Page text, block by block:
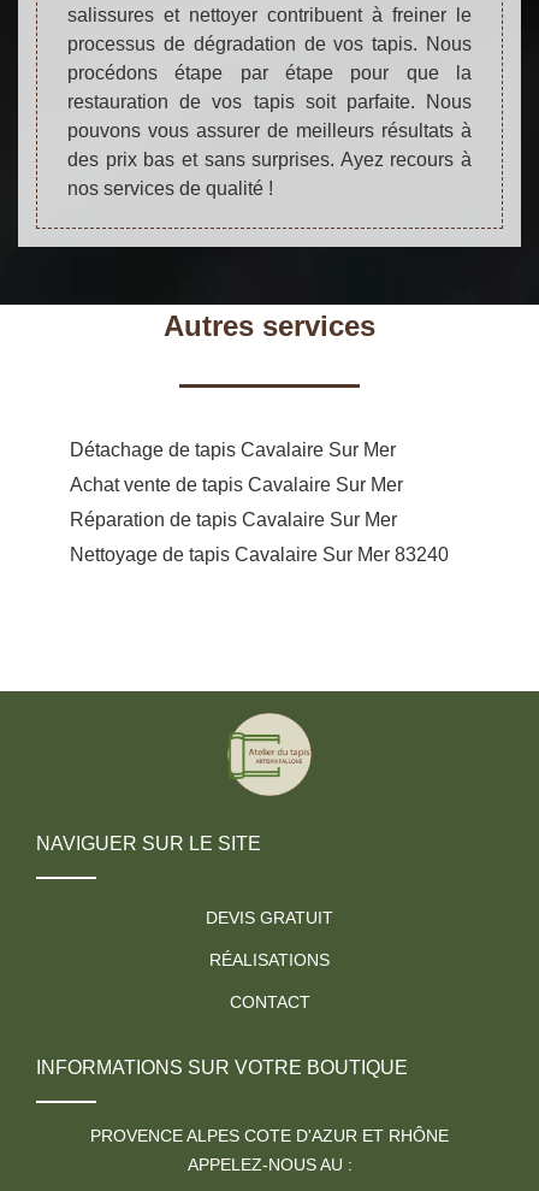
salissures et nettoyer contribuent à freiner le
processus de dégradation de vos tapis. Nous
procédons étape par étape pour que la
restauration de vos tapis soit parfaite. Nous
pouvons vous assurer de meilleurs résultats à
des prix bas et sans surprises. Ayez recours à
nos services de qualité !
Autres services
Détachage de tapis Cavalaire Sur Mer
Achat vente de tapis Cavalaire Sur Mer
Réparation de tapis Cavalaire Sur Mer
Nettoyage de tapis Cavalaire Sur Mer 83240
NAVIGUER SUR LE SITE
DEVIS GRATUIT
RÉALISATIONS
CONTACT
INFORMATIONS SUR VOTRE BOUTIQUE
PROVENCE ALPES COTE D'AZUR ET RHÔNE
APPELEZ-NOUS AU :